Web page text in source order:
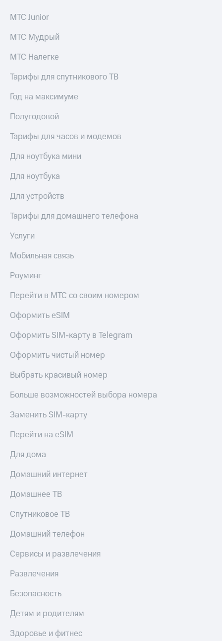
МТС Junior
МТС Мудрый
МТС Налегке
Тарифы для спутникового ТВ
Год на максимуме
Полугодовой
Тарифы для часов и модемов
Для ноутбука мини
Для ноутбука
Для устройств
Тарифы для домашнего телефона
Услуги
Мобильная связь
Роуминг
Перейти в МТС со своим номером
Оформить eSIM
Оформить SIM-карту в Telegram
Оформить чистый номер
Выбрать красивый номер
Больше возможностей выбора номера
Заменить SIM-карту
Перейти на eSIM
Для дома
Домашний интернет
Домашнее ТВ
Спутниковое ТВ
Домашний телефон
Сервисы и развлечения
Развлечения
Безопасность
Детям и родителям
Здоровье и фитнес